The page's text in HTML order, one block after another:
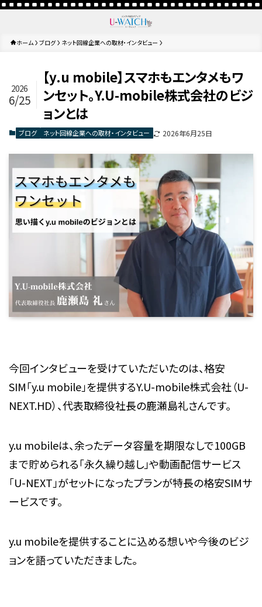
ホーム ブログ ネット回線企業への取材・インタビュー
【y.u mobile】スマホもエンタメもワ
ンセット。Y.U-mobile株式会社のビジ
ョンとは
2026
6/25
ブログ ネット回線企業への取材・インタビュー 2026年6月25日
今回インタビューを受けていただいたのは、格安
SIM「y.u mobile」を提供するY.U-mobile株式会社（U-
NEXT.HD）、代表取締役社長の鹿瀬島礼さんです。
y.u mobileは、余ったデータ容量を期限なしで100GB
まで貯められる「永久繰り越し」や動画配信サービス
「U-NEXT」がセットになったプランが特長の格安SIMサ
ービスです。
y.u mobileを提供することに込める想いや今後のビジ
ョンを語っていただきました。